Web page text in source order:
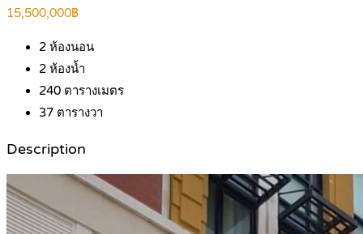
15,500,000฿
2 ห้องนอน
2 ห้องน้ำ
240 ตารางเมตร
37 ตารางวา
Description